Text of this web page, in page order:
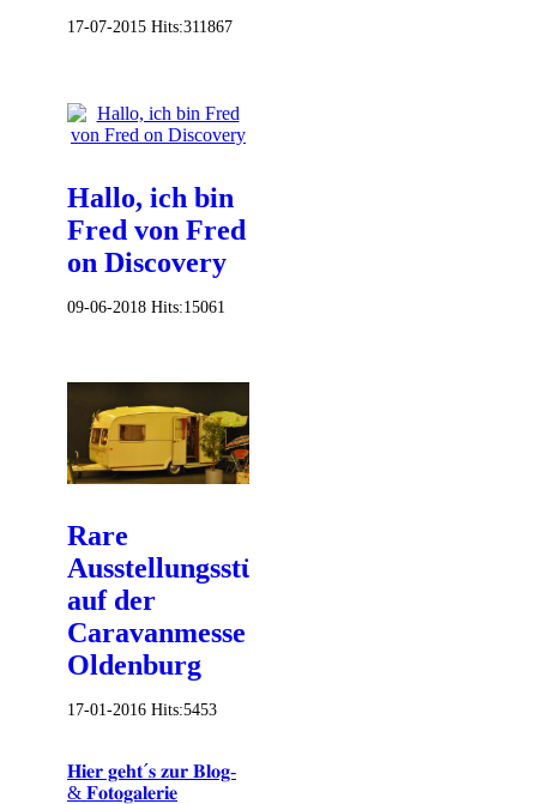
17-07-2015 Hits:311867
Hallo, ich bin
Fred von Fred
on Discovery
09-06-2018 Hits:15061
Rare
Ausstellungsstücke
auf der
Caravanmesse
Oldenburg
17-01-2016 Hits:5453
𝐇𝐢𝐞𝐫 𝐠𝐞𝐡𝐭´𝐬 𝐳𝐮𝐫 𝐁𝐥𝐨𝐠-
& 𝐅𝐨𝐭𝐨𝐠𝐚𝐥𝐞𝐫𝐢𝐞